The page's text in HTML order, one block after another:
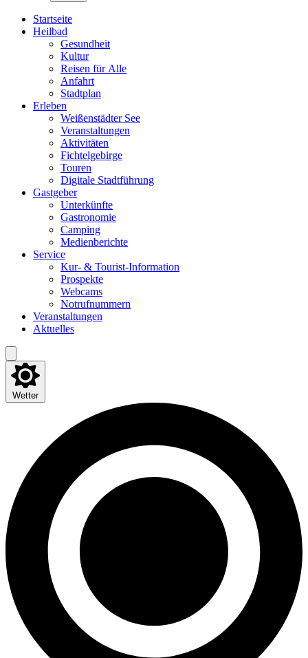
Start­sei­te
Heil­bad
Gesund­heit
Kul­tur
Rei­sen für Alle
Anfahrt
Stadt­plan
Erle­ben
Wei­ßen­städ­ter See
Ver­an­stal­tun­gen
Akti­vi­tä­ten
Fich­tel­ge­bir­ge
Tou­ren
Digi­ta­le Stadtführung
Gast­ge­ber
Unter­künf­te
Gas­tro­no­mie
Cam­ping
Medi­en­be­rich­te
Ser­vice
Kur- & Tourist-Information
Pro­spek­te
Web­cams
Not­ruf­num­mern
Ver­an­stal­tun­gen
Aktu­el­les
Wetter